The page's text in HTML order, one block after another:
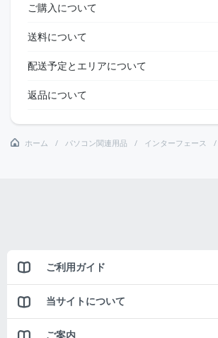
ご購入について
送料について
配送予定とエリアについて
返品について
ホーム パソコン関連用品 インターフェース
ご利用ガイド
当サイトについて
ご案内